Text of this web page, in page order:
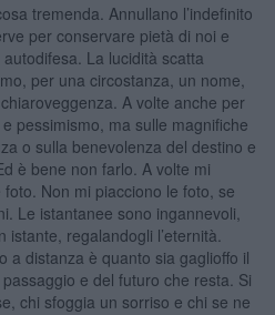
tremenda. Annullano l’indefinito
per conservare pietà di noi e
La lucidità scatta
per una circostanza, un nome,
A volte anche per
pessimismo, ma sulle magnifiche
o sulla benevolenza del destino e
è bene non farlo. A volte mi
Non mi piacciono le foto, se
Le istantanee sono ingannevoli,
regalandogli l’eternità.
a distanza è quanto sia gaglioffo il
e del futuro che resta. Si
chi sfoggia un sorriso e chi se ne